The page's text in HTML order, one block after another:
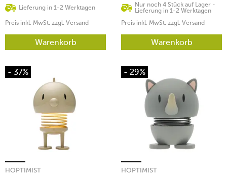
Lieferung in 1-2 Werktagen
Preis inkl. MwSt. zzgl. Versand
Warenkorb
Nur noch 4 Stück auf Lager -
Lieferung in 1-2 Werktagen
Preis inkl. MwSt. zzgl. Versand
Warenkorb
- 37%
HOPTIMIST
- 29%
HOPTIMIST